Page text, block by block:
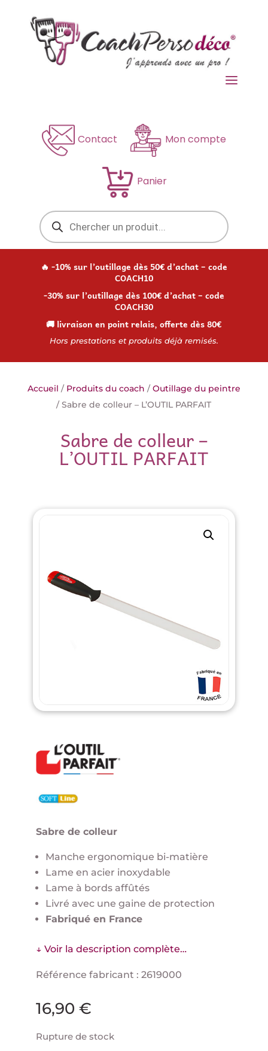
a
Contact Mon compte
Panier
Recherche
de
produits
🔥 -10% sur l’outillage dès 50€ d’achat – code
COACH10
-30% sur l’outillage dès 100€ d’achat – code
COACH30
🚚 livraison en point relais, offerte dès 80€
Hors prestations et produits déjà remisés.
Accueil / Produits du coach /Outillage du peintre
/ Sabre de colleur – L’OUTIL PARFAIT
Sabre de colleur –
L’OUTIL PARFAIT
Sabre de colleur
Manche ergonomique bi-matière
Lame en acier inoxydable
Lame à bords affûtés
Livré avec une gaine de protection
Fabriqué en France
↓ Voir la description complète…
Référence fabricant : 2619000
16,90 €
Rupture de stock